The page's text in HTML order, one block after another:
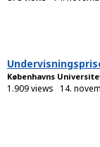
Københavns
1.909 views 14.